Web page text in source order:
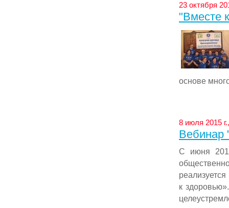
23 октября
"Вместе
основе
8 июля 2015
Вебинар
С июня
к